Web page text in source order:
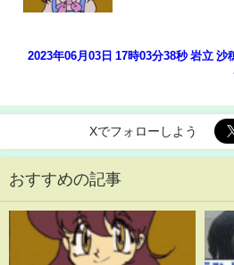
2023年06月03日 17時03分38秒 岩立 沙
Xでフォローしよう
おすすめの記事